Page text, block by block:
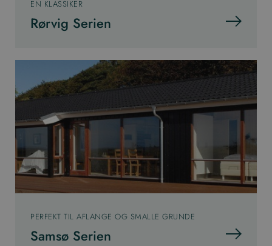
EN KLASSIKER
Rørvig Serien
PERFEKT TIL AFLANGE OG SMALLE GRUNDE
Samsø Serien